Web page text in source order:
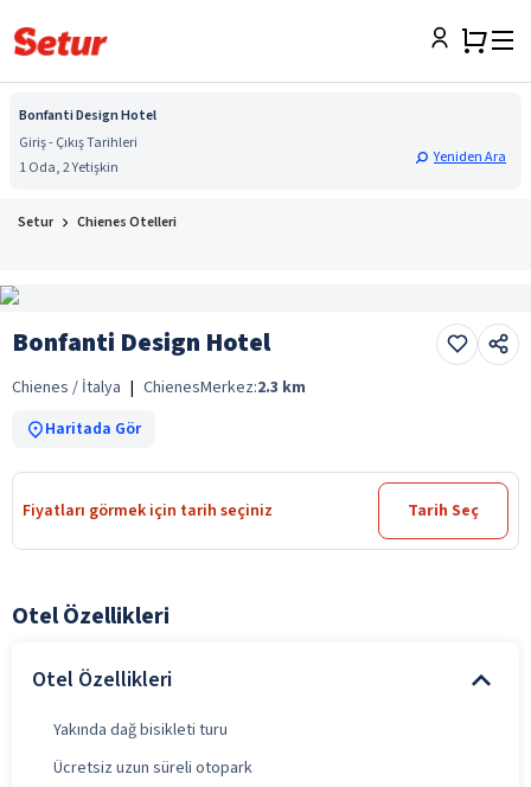
Bonfanti Design Hotel
Giriş - Çıkış Tarihleri
1 Oda, 2 Yetişkin
Yeniden Ara
Setur Chienes Otelleri
Bonfanti Design Hotel
Chienes / İtalya | ChienesMerkez:2.3 km
Haritada Gör
Fiyatları görmek için tarih seçiniz Tarih Seç
Otel Özellikleri
Otel Özellikleri
Yakında dağ bisikleti turu
Ücretsiz uzun süreli otopark